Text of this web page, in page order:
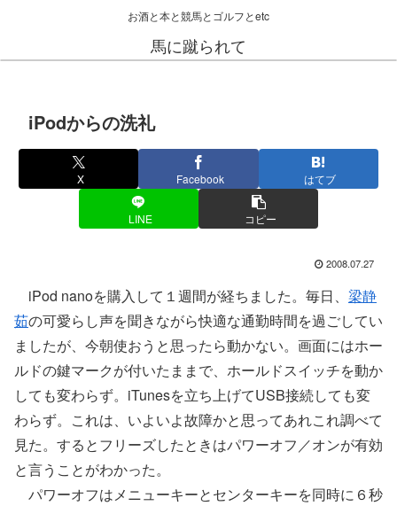
お酒と本と競馬とゴルフとetc
馬に蹴られて
iPodからの洗礼
X Facebook はてブ
LINE コピー
2008.07.27
iPod nanoを購入して１週間が経ちました。毎日、 梁静
茹の可愛らし声を聞きながら快適な通勤時間を過ごしてい
ましたが、今朝使おうと思ったら動かない。画面にはホー
ルドの鍵マークが付いたままで、ホールドスイッチを動か
しても変わらず。iTunesを立ち上げてUSB接続しても変
わらず。これは、いよいよ故障かと思ってあれこれ調べて
見た。するとフリーズしたときはパワーオフ／オンが有効
と言うことがわかった。
パワーオフはメニューキーとセンターキーを同時に６秒